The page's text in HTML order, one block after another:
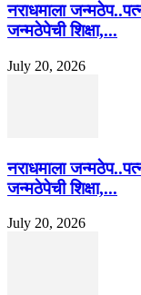
नराधमाला
जन्मठेपेची शिक्षा,...
July 20, 2026
नराधमाला
जन्मठेपेची शिक्षा,...
July 20, 2026